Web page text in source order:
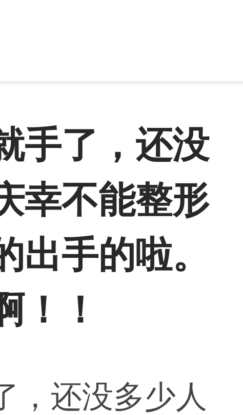
手了，还没
幸不能整形
手的啦。
！！
，还没多少人